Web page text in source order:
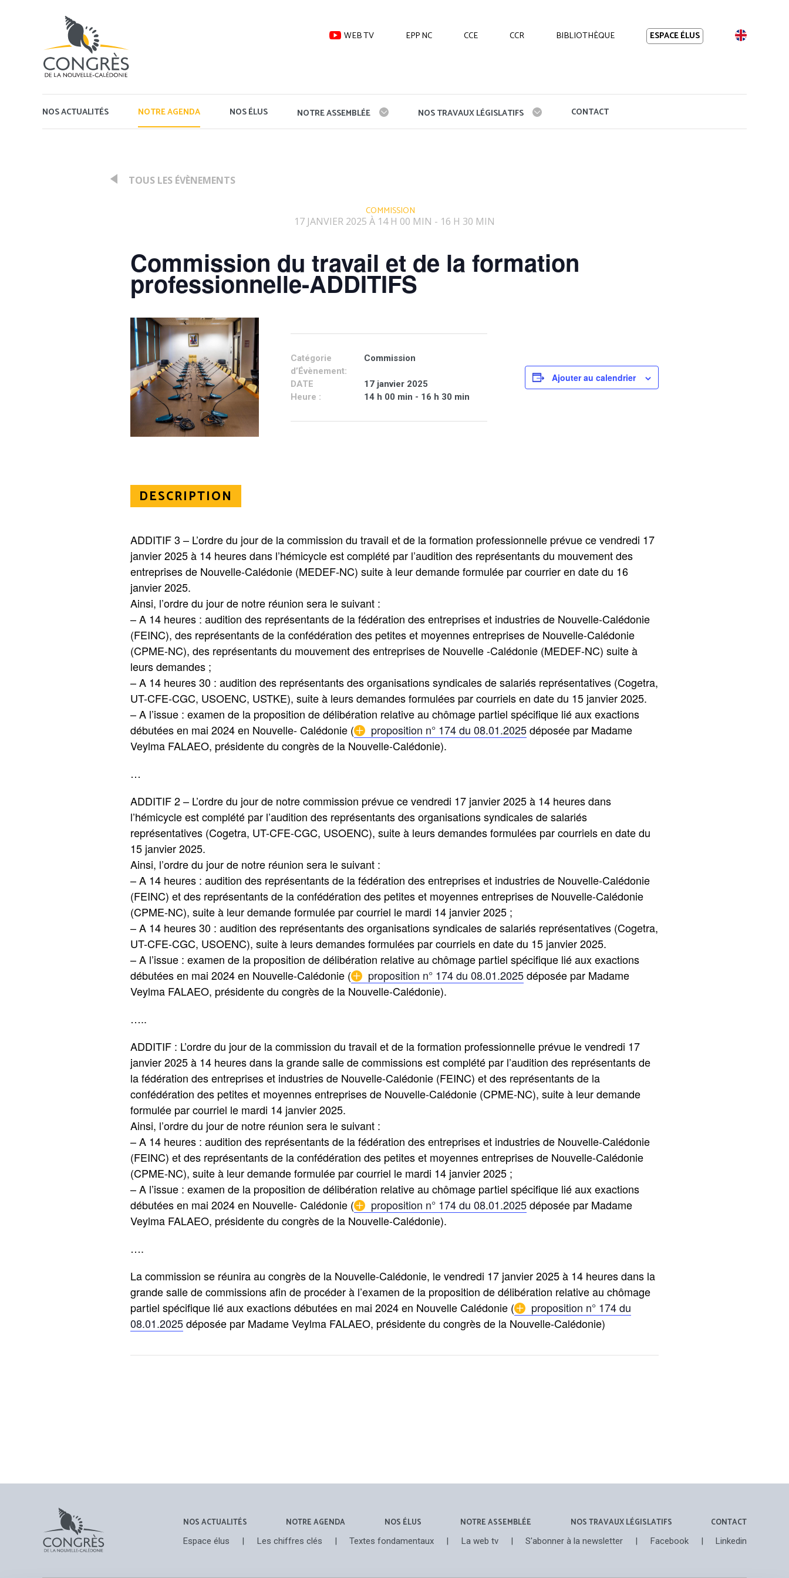
WEB TV EPP NC CCE CCR BIBLIOTHÈQUE ESPACE ÉLUS EN
NOS ACTUALITÉS NOTRE AGENDA NOS ÉLUS NOTRE ASSEMBLÉE NOS TRAVAUX LÉGISLATIFS CONTACT
TOUS LES ÉVÈNEMENTS
COMMISSION
17 JANVIER 2025 À 14 H 00 MIN - 16 H 30 MIN
Commission du travail et de la formation
professionnelle-ADDITIFS
Catégorie
d’Évènement:
Commission
DATE
17 janvier 2025
Heure :
14 h 00 min - 16 h 30 min
Ajouter au calendrier
DESCRIPTION
ADDITIF 3 – L’ordre du jour de la commission du travail et de la formation professionnelle prévue ce vendredi 17
janvier 2025 à 14 heures dans l’hémicycle est complété par l’audition des représentants du mouvement des
entreprises de Nouvelle-Calédonie (MEDEF-NC) suite à leur demande formulée par courrier en date du 16
janvier 2025.
Ainsi, l’ordre du jour de notre réunion sera le suivant :
– A 14 heures : audition des représentants de la fédération des entreprises et industries de Nouvelle-Calédonie
(FEINC), des représentants de la confédération des petites et moyennes entreprises de Nouvelle-Calédonie
(CPME-NC), des représentants du mouvement des entreprises de Nouvelle -Calédonie (MEDEF-NC) suite à
leurs demandes ;
– A 14 heures 30 : audition des représentants des organisations syndicales de salariés représentatives (Cogetra,
UT-CFE-CGC, USOENC, USTKE), suite à leurs demandes formulées par courriels en date du 15 janvier 2025.
– A l’issue : examen de la proposition de délibération relative au chômage partiel spécifique lié aux exactions
débutées en mai 2024 en Nouvelle- Calédonie (
proposition n° 174 du 08.01.2025déposée par Madame
Veylma FALAEO, présidente du congrès de la Nouvelle-Calédonie).
…
ADDITIF 2 – L’ordre du jour de notre commission prévue ce vendredi 17 janvier 2025 à 14 heures dans
l’hémicycle est complété par l’audition des représentants des organisations syndicales de salariés
représentatives (Cogetra, UT-CFE-CGC, USOENC), suite à leurs demandes formulées par courriels en date du
15 janvier 2025.
Ainsi, l’ordre du jour de notre réunion sera le suivant :
– A 14 heures : audition des représentants de la fédération des entreprises et industries de Nouvelle-Calédonie
(FEINC) et des représentants de la confédération des petites et moyennes entreprises de Nouvelle-Calédonie
(CPME-NC), suite à leur demande formulée par courriel le mardi 14 janvier 2025 ;
– A 14 heures 30 : audition des représentants des organisations syndicales de salariés représentatives (Cogetra,
UT-CFE-CGC, USOENC), suite à leurs demandes formulées par courriels en date du 15 janvier 2025.
– A l’issue : examen de la proposition de délibération relative au chômage partiel spécifique lié aux exactions
débutées en mai 2024 en Nouvelle-Calédonie (
proposition n° 174 du 08.01.2025déposée par Madame
Veylma FALAEO, présidente du congrès de la Nouvelle-Calédonie).
…..
ADDITIF : L’ordre du jour de la commission du travail et de la formation professionnelle prévue le vendredi 17
janvier 2025 à 14 heures dans la grande salle de commissions est complété par l’audition des représentants de
la fédération des entreprises et industries de Nouvelle-Calédonie (FEINC) et des représentants de la
confédération des petites et moyennes entreprises de Nouvelle-Calédonie (CPME-NC), suite à leur demande
formulée par courriel le mardi 14 janvier 2025.
Ainsi, l’ordre du jour de notre réunion sera le suivant :
– A 14 heures : audition des représentants de la fédération des entreprises et industries de Nouvelle-Calédonie
(FEINC) et des représentants de la confédération des petites et moyennes entreprises de Nouvelle-Calédonie
(CPME-NC), suite à leur demande formulée par courriel le mardi 14 janvier 2025 ;
– A l’issue : examen de la proposition de délibération relative au chômage partiel spécifique lié aux exactions
débutées en mai 2024 en Nouvelle- Calédonie (
proposition n° 174 du 08.01.2025déposée par Madame
Veylma FALAEO, présidente du congrès de la Nouvelle-Calédonie).
….
La commission se réunira au congrès de la Nouvelle-Calédonie, le vendredi 17 janvier 2025 à 14 heures dans la
grande salle de commissions afin de procéder à l’examen de la proposition de délibération relative au chômage
partiel spécifique lié aux exactions débutées en mai 2024 en Nouvelle Calédonie (
proposition n° 174 du
08.01.2025déposée par Madame Veylma FALAEO, présidente du congrès de la Nouvelle-Calédonie)
NOS ACTUALITÉS NOTRE AGENDA NOS ÉLUS NOTRE ASSEMBLÉE NOS TRAVAUX LÉGISLATIFS CONTACT
Espace élus | Les chiffres clés | Textes fondamentaux | La web tv | S'abonner à la newsletter | Facebook | Linkedin